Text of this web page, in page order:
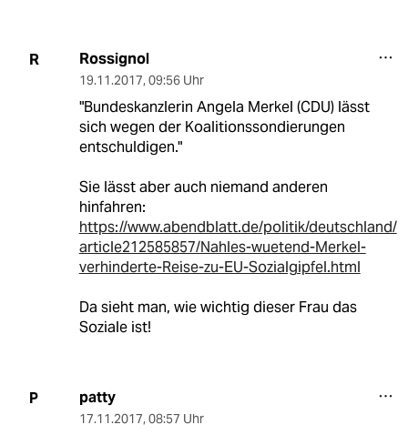
R Rossignol
19.11.2017, 09:56 Uhr
"Bundeskanzlerin Angela Merkel (CDU) lässt
sich wegen der Koalitionssondierungen
entschuldigen."
Sie lässt aber auch niemand anderen
hinfahren:
https://www.abendblatt.de/politik/deutschland/
article212585857/Nahles-wuetend-Merkel-
verhinderte-Reise-zu-EU-Sozialgipfel.html
Da sieht man, wie wichtig dieser Frau das
Soziale ist!
P patty
17.11.2017, 08:57 Uhr